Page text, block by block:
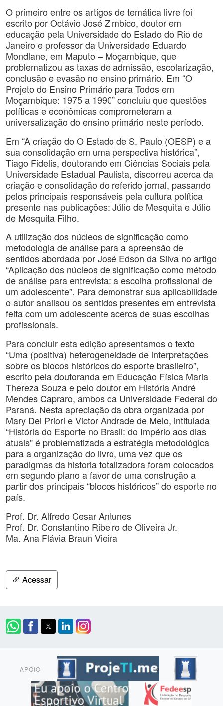
O primeiro entre os artigos de temática livre foi
escrito por Octávio José Zimbico, doutor em
educação pela Universidade do Estado do Rio de
Janeiro e professor da Universidade Eduardo
Mondlane, em Maputo – Moçambique, que
problematizou as taxas de admissão, escolarização,
conclusão e evasão no ensino primário. Em “O
Projeto do Ensino Primário para Todos em
Moçambique: 1975 a 1990” concluiu que questões
políticas e econômicas comprometeram a
universalização do ensino primário neste período.
Em “A criação do O Estado de S. Paulo (OESP) e a
sua consolidação em uma perspectiva histórica”,
Tiago Fidelis, doutorando em Ciências Sociais pela
Universidade Estadual Paulista, discorreu acerca da
criação e consolidação do referido jornal, passando
pelos principais responsáveis pela cultura política
presente nas publicações: Júlio de Mesquita e Júlio
de Mesquita Filho.
A utilização dos núcleos de significação como
metodologia de análise para a apreensão de
sentidos abordada por José Edson da Silva no artigo
“Aplicação dos núcleos de significação como método
de análise para entrevista: a escolha profissional de
um adolescente”. Para demonstrar sua aplicabilidade
o autor analisou os sentidos presentes em entrevista
feita com um adolescente acerca de suas escolhas
profissionais.
Para concluir esta edição apresentamos o texto
“Uma (positiva) heterogeneidade de interpretações
sobre os blocos históricos do esporte brasileiro”,
escrito pela doutoranda em Educação Física Maria
Thereza Souza e pelo doutor em História André
Mendes Capraro, ambos da Universidade Federal do
Paraná. Nesta apreciação da obra organizada por
Mary Del Priori e Victor Andrade de Melo, intitulada
“História do Esporte no Brasil: do Império aos dias
atuais” é problematizada a estratégia metodológica
para a organização do livro, uma vez que os
paradigmas da historia totalizadora foram colocados
em segundo plano a favor de uma construção a
partir dos principais “blocos históricos” do esporte no
país.
Prof. Dr. Alfredo Cesar Antunes
Prof. Dr. Constantino Ribeiro de Oliveira Jr.
Ma. Ana Flávia Braun Vieira
Acessar
APOIO